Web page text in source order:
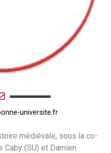
universite.fr
médiévale, sous la co-
Caby (SU) et Damien